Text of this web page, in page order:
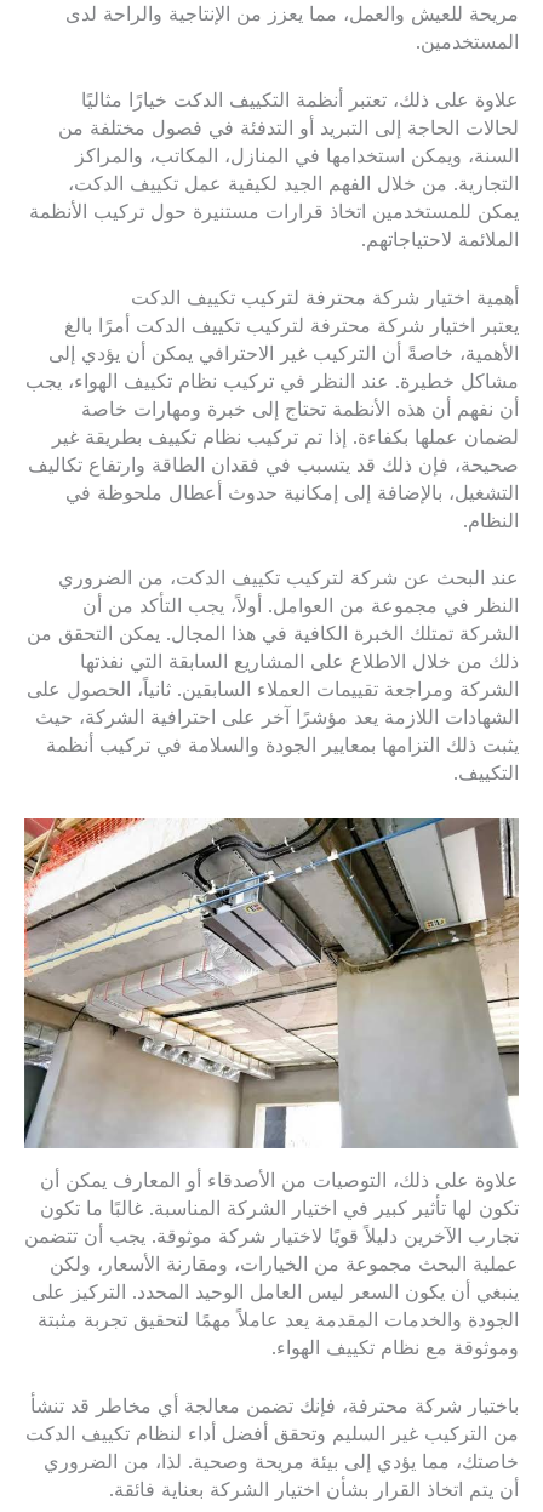
مريحة للعيش والعمل، مما يعزز من الإنتاجية والراحة لدى
المستخدمين.
علاوة على ذلك، تعتبر أنظمة التكييف الدكت خيارًا مثاليًا
لحالات الحاجة إلى التبريد أو التدفئة في فصول مختلفة من
السنة، ويمكن استخدامها في المنازل، المكاتب، والمراكز
التجارية. من خلال الفهم الجيد لكيفية عمل تكييف الدكت،
يمكن للمستخدمين اتخاذ قرارات مستنيرة حول تركيب الأنظمة
الملائمة لاحتياجاتهم.
أهمية اختيار شركة محترفة لتركيب تكييف الدكت
يعتبر اختيار شركة محترفة لتركيب تكييف الدكت أمرًا بالغ
الأهمية، خاصةً أن التركيب غير الاحترافي يمكن أن يؤدي إلى
مشاكل خطيرة. عند النظر في تركيب نظام تكييف الهواء، يجب
أن نفهم أن هذه الأنظمة تحتاج إلى خبرة ومهارات خاصة
لضمان عملها بكفاءة. إذا تم تركيب نظام تكييف بطريقة غير
صحيحة، فإن ذلك قد يتسبب في فقدان الطاقة وارتفاع تكاليف
التشغيل، بالإضافة إلى إمكانية حدوث أعطال ملحوظة في
النظام.
عند البحث عن شركة لتركيب تكييف الدكت، من الضروري
النظر في مجموعة من العوامل. أولاً، يجب التأكد من أن
الشركة تمتلك الخبرة الكافية في هذا المجال. يمكن التحقق من
ذلك من خلال الاطلاع على المشاريع السابقة التي نفذتها
الشركة ومراجعة تقييمات العملاء السابقين. ثانياً، الحصول على
الشهادات اللازمة يعد مؤشرًا آخر على احترافية الشركة، حيث
يثبت ذلك التزامها بمعايير الجودة والسلامة في تركيب أنظمة
التكييف.
علاوة على ذلك، التوصيات من الأصدقاء أو المعارف يمكن أن
تكون لها تأثير كبير في اختيار الشركة المناسبة. غالبًا ما تكون
تجارب الآخرين دليلاً قويًا لاختيار شركة موثوقة. يجب أن تتضمن
عملية البحث مجموعة من الخيارات، ومقارنة الأسعار، ولكن
ينبغي أن يكون السعر ليس العامل الوحيد المحدد. التركيز على
الجودة والخدمات المقدمة يعد عاملاً مهمًا لتحقيق تجربة مثبتة
وموثوقة مع نظام تكييف الهواء.
باختيار شركة محترفة، فإنك تضمن معالجة أي مخاطر قد تنشأ
من التركيب غير السليم وتحقق أفضل أداء لنظام تكييف الدكت
خاصتك، مما يؤدي إلى بيئة مريحة وصحية. لذا، من الضروري
أن يتم اتخاذ القرار بشأن اختيار الشركة بعناية فائقة.